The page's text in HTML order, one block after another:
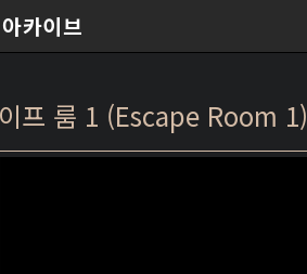
카이브
프 룸 1 (Escape Room 1)